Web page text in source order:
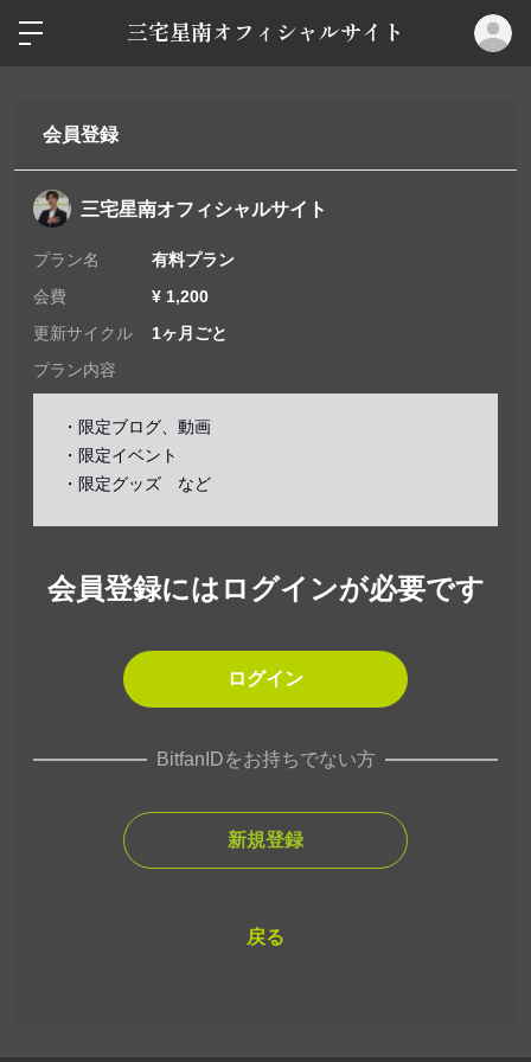
三宅星南オフィシャルサイト
会員登録
三宅星南オフィシャルサイト
プラン名
有料プラン
会費
¥ 1,200
更新サイクル
1ヶ月ごと
プラン内容
・限定ブログ、動画
・限定イベント
・限定グッズ など
会員登録にはログインが必要です
ログイン
BitfanIDをお持ちでない方
新規登録
戻る